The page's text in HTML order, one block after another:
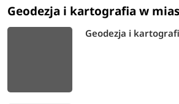
Geodezja i kartografia w
Geodezja i